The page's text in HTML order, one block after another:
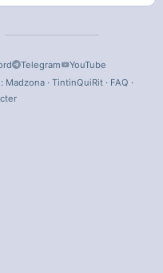
Telegram
YouTube
Madzona· TintinQuiRit· FAQ ·